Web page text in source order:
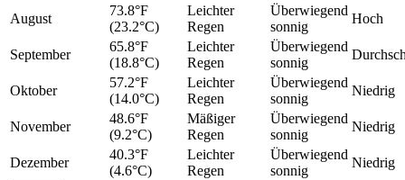
August
73.8°F
(23.2°C)
Leichter
Regen
Überwiegend
sonnig
Hoch
September
65.8°F
(18.8°C)
Leichter
Regen
Überwiegend
sonnig
Oktober
57.2°F
(14.0°C)
Leichter
Regen
Überwiegend
sonnig
Niedrig
November
48.6°F
(9.2°C)
Mäßiger
Regen
Überwiegend
sonnig
Niedrig
Dezember
40.3°F
(4.6°C)
Leichter
Regen
Überwiegend
sonnig
Niedrig